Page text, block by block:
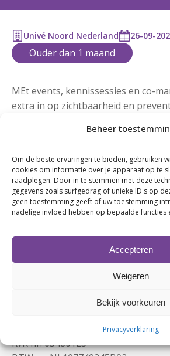
Beheer
Om de beste ervaringen te bieden, gebruiken
cookies om informatie over je apparaat op te
raadplegen. Door in te stemmen met deze
gegevens zoals surfgedrag of unieke ID's op
geen toestemming geeft of uw toestemming
nadelige invloed hebben op bepaalde functies
Accepteren
Weigeren
Bekijk voorkeuren
Privacyverklaring
Univé Noord Nederland 26-09-
Ouder dan 1 maand
MEt events, kennissessies en co-
extra in op zichtbaarheid en
KvK nr. 63480123